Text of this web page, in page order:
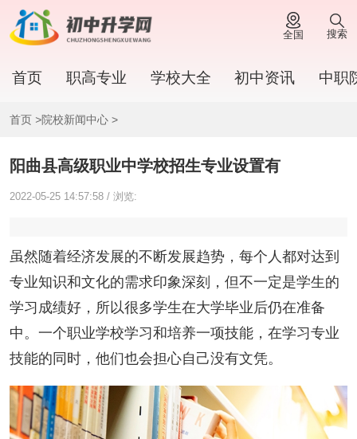
全国 搜索
首页 职高专业 学校大全 初中资讯 中职
首页 >院校新闻中心>
阳曲县高级职业中学校招生专业设置有
2022-05-25 14:57:58 / 浏览:
虽然随着经济发展的不断发展趋势，每个人都对达到
专业知识和文化的需求印象深刻，但不一定是学生的
学习成绩好，所以很多学生在大学毕业后仍在准备
中。一个职业学校学习和培养一项技能，在学习专业
技能的同时，他们也会担心自己没有文凭。